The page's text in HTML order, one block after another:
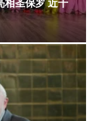
相圣保罗 近千